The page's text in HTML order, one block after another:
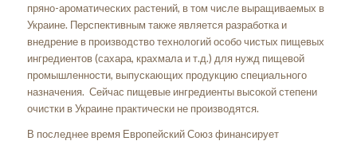
пряно-ароматических растений, в том числе выращиваемых в
Украине. Перспективным также является разработка и
внедрение в производство технологий особо чистых пищевых
ингредиентов (сахара, крахмала и т.д.) для нужд пищевой
промышленности, выпускающих продукцию специального
назначения. Сейчас пищевые ингредиенты высокой степени
очистки в Украине практически не производятся.
В последнее время Европейский Союз финансирует